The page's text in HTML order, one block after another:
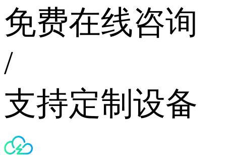
免费在线咨询
/
支持定制设备